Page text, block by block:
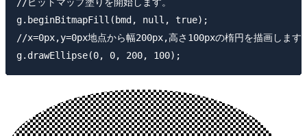
g.beginBitmapFill(bmd, null, true);
//x=0px,y=0px地点から幅200px,高さ100pxの楕円を描画します